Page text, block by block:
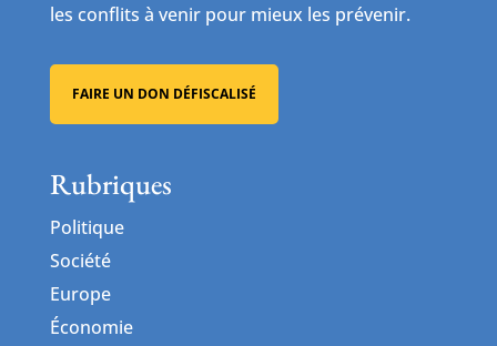
les conflits à venir pour mieux les prévenir.
FAIRE UN DON DÉFISCALISÉ
Rubriques
Politique
Société
Europe
Économie